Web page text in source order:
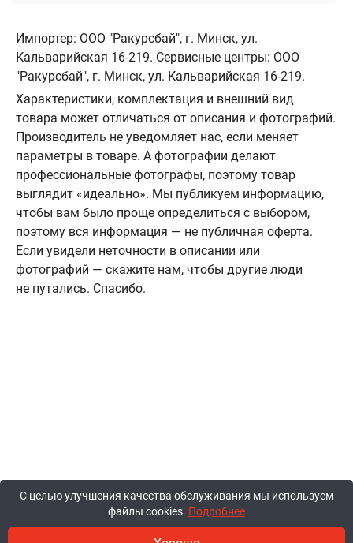
Импортер: ООО "Ракурсбай", г. Минск, ул.
Кальварийская 16-219. Сервисные центры: ООО
"Ракурсбай", г. Минск, ул. Кальварийская 16-219.
Характеристики, комплектация и внешний вид
товара может отличаться от описания и фотографий.
Производитель не уведомляет нас, если меняет
параметры в товаре. А фотографии делают
профессиональные фотографы, поэтому товар
выглядит «идеально». Мы публикуем информацию,
чтобы вам было проще определиться с выбором,
поэтому вся информация — не публичная оферта.
Если увидели неточности в описании или
фотографий — скажите нам, чтобы другие люди
не путались. Спасибо.
С целью улучшения качества обслуживания мы используем
файлы cookies. Подробнее